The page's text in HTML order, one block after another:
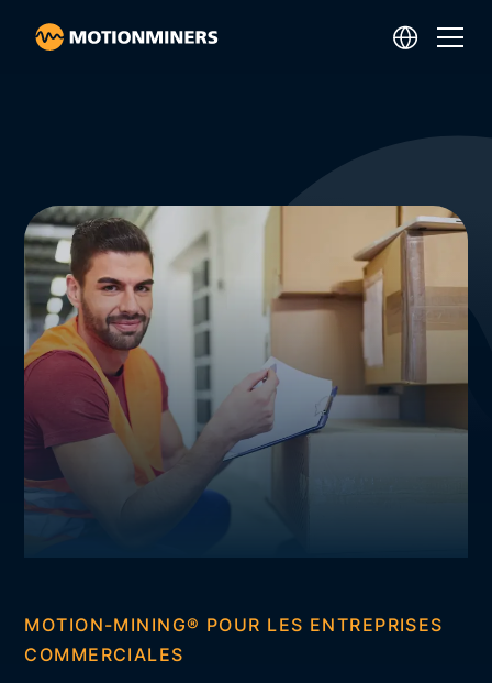
MOTION-MINING® POUR LES ENTREPRISES
COMMERCIALES